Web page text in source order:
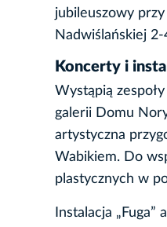
jubileuszowy
Nadwiślańskiej
Koncerty i
Wystąpią
galerii Domu
artystyczna
Wabikiem. Do
plastycznych w
Instalacja